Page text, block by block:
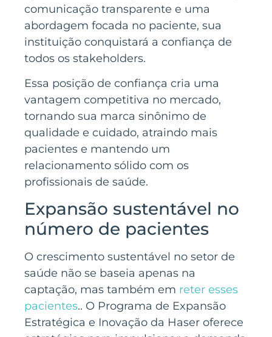
comunicação transparente e uma
abordagem focada no paciente, sua
instituição conquistará a confiança de
todos os stakeholders.
Essa posição de confiança cria uma
vantagem competitiva no mercado,
tornando sua marca sinônimo de
qualidade e cuidado, atraindo mais
pacientes e mantendo um
relacionamento sólido com os
profissionais de saúde.
Expansão sustentável no
número de pacientes
O crescimento sustentável no setor de
saúde não se baseia apenas na
captação, mas também em reter esses
pacientes.. O Programa de Expansão
Estratégica e Inovação da Haser oferece